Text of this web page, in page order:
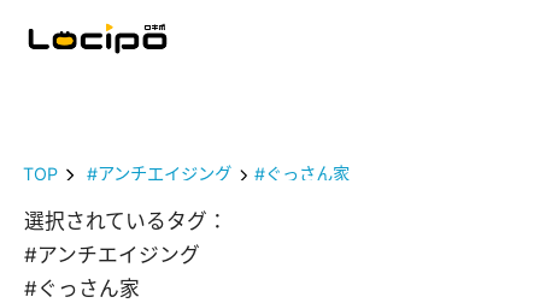
TOP #アンチエイジング #ぐっさん家
選択されているタグ：
#アンチエイジング
#ぐっさん家